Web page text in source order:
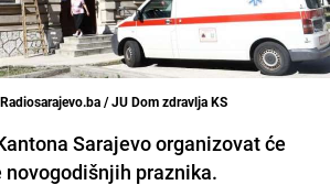
/ JU Dom zdravlja KS
Sarajevo organizovat će
praznika.